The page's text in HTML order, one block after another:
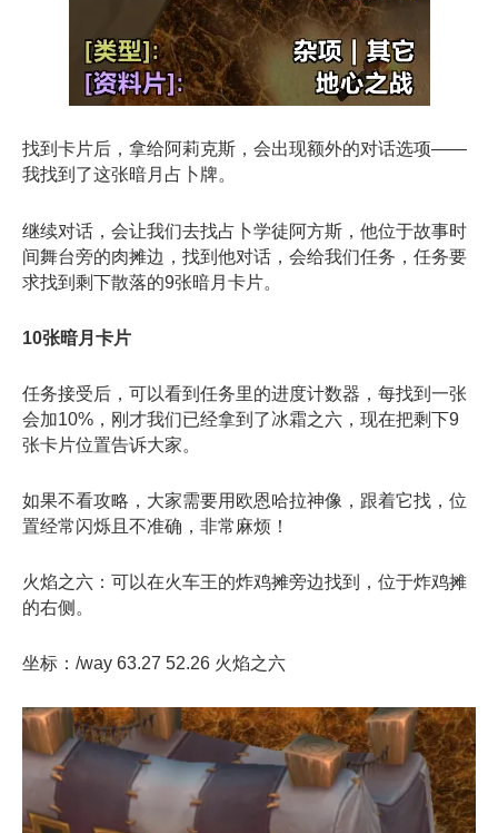
找到卡片后，拿给阿莉克斯，会出现额外的对话选项——
我找到了这张暗月占卜牌。
继续对话，会让我们去找占卜学徒阿方斯，他位于故事时
间舞台旁的肉摊边，找到他对话，会给我们任务，任务要
求找到剩下散落的9张暗月卡片。
10张暗月卡片
任务接受后，可以看到任务里的进度计数器，每找到一张
会加10%，刚才我们已经拿到了冰霜之六，现在把剩下9
张卡片位置告诉大家。
如果不看攻略，大家需要用欧恩哈拉神像，跟着它找，位
置经常闪烁且不准确，非常麻烦！
火焰之六：可以在火车王的炸鸡摊旁边找到，位于炸鸡摊
的右侧。
坐标：/way 63.27 52.26 火焰之六